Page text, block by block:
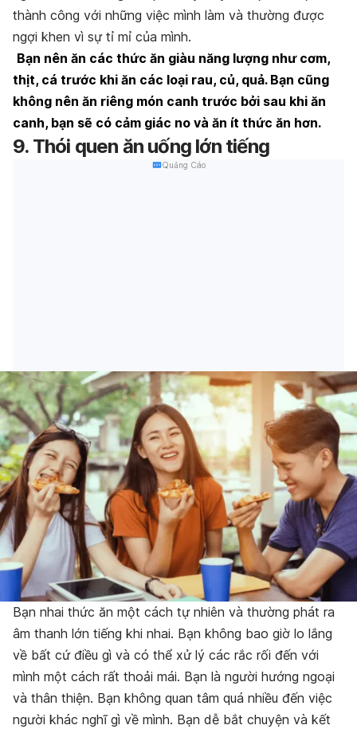
thành công với những việc mình làm và thường được
ngợi khen vì sự tỉ mỉ của mình.
Bạn nên ăn các thức ăn giàu năng lượng như cơm,
thịt, cá trước khi ăn các loại rau, củ, quả. Bạn cũng
không nên ăn riêng món canh trước bởi sau khi ăn
canh, bạn sẽ có cảm giác no và ăn ít thức ăn hơn.
9. Thói quen ăn uống lớn tiếng
Quảng Cáo
Bạn nhai thức ăn một cách tự nhiên và thường phát ra
âm thanh lớn tiếng khi nhai. Bạn không bao giờ lo lắng
về bất cứ điều gì và có thể xử lý các rắc rối đến với
mình một cách rất thoải mái. Bạn là người hướng ngoại
và thân thiện. Bạn không quan tâm quá nhiều đến việc
người khác nghĩ gì về mình. Bạn dễ bắt chuyện và kết